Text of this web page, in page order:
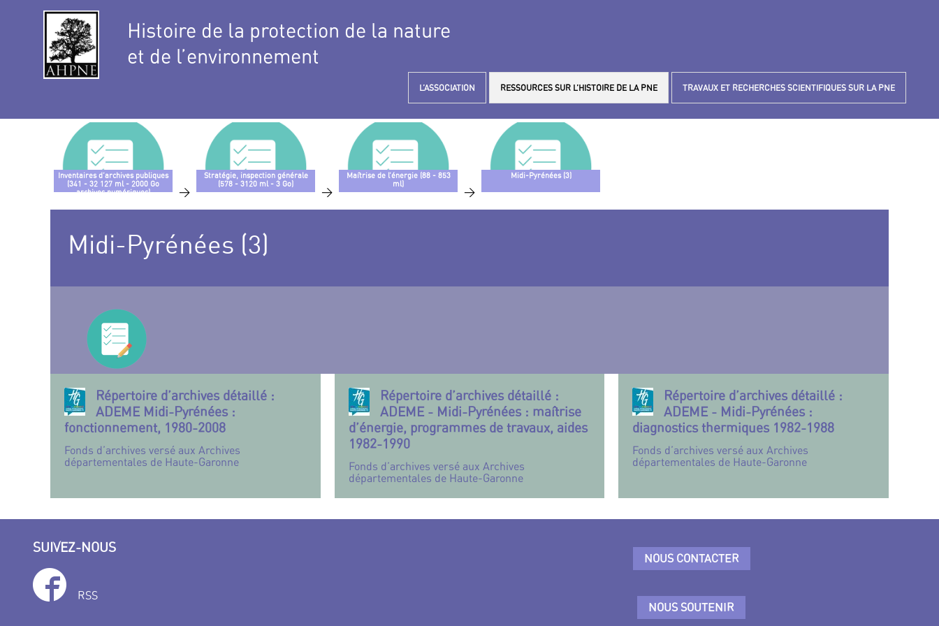
Histoire de la protection de la nature
et de l’environnement
L’ASSOCIATION RESSOURCES SUR L’HISTOIRE DE LA PNE TRAVAUX ET RECHERCHES SCIENTIFIQUES SUR LA PNE
Inventaires d’archives publiques
(341 - 32 127 ml - 2000 Go
archives numériques)
>
Stratégie, inspection générale
(578 - 3120 ml - 3 Go)
>
Maîtrise de l’énergie (88 - 853
ml)
>
Midi-Pyrénées (3)
Midi-Pyrénées (3)
Répertoire d’archives détaillé :
ADEME Midi-Pyrénées :
fonctionnement, 1980-2008
Fonds d’archives versé aux Archives
départementales de Haute-Garonne
Répertoire d’archives détaillé :
ADEME - Midi-Pyrénées : maîtrise
d’énergie, programmes de travaux, aides
1982-1990
Fonds d’archives versé aux Archives
départementales de Haute-Garonne
Répertoire d’archives détaillé :
ADEME - Midi-Pyrénées :
diagnostics thermiques 1982-1988
Fonds d’archives versé aux Archives
départementales de Haute-Garonne
SUIVEZ-NOUS
RSS
NOUS CONTACTER
NOUS SOUTENIR